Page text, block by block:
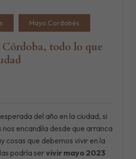
Mayo Cordobés
todo lo que
del año en la ciudad, si
nos encandila desde que arranca
cosas que debemos vivir en la
podría servivir mayo 2023